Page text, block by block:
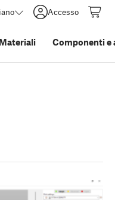
Accesso
Materiali Componenti e